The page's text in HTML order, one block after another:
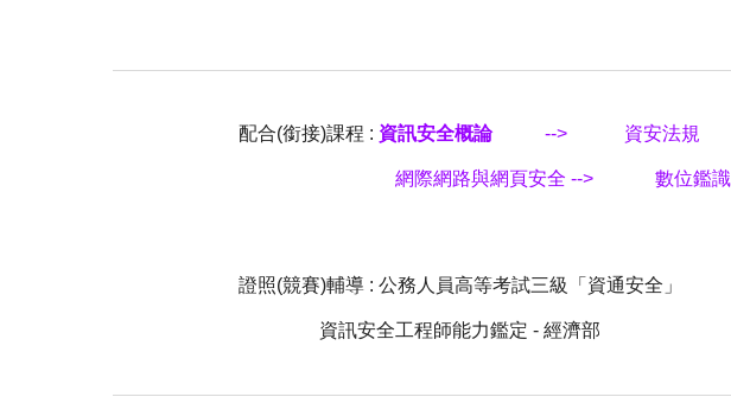
配合(銜接)課程 : 資訊安全概論--> 資安法規
網際網路與網頁安全 --> 數位鑑識
證照(競賽)輔導 : 公務人員高等考試三級「資通安全」
資訊安全工程師能力鑑定 - 經濟部